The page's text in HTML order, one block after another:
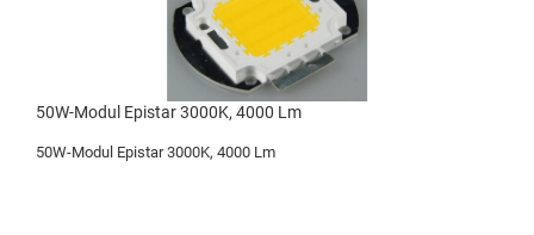
50W-Modul Epistar 3000K, 4000 Lm
50W-Modul Epistar 3000K, 4000 Lm